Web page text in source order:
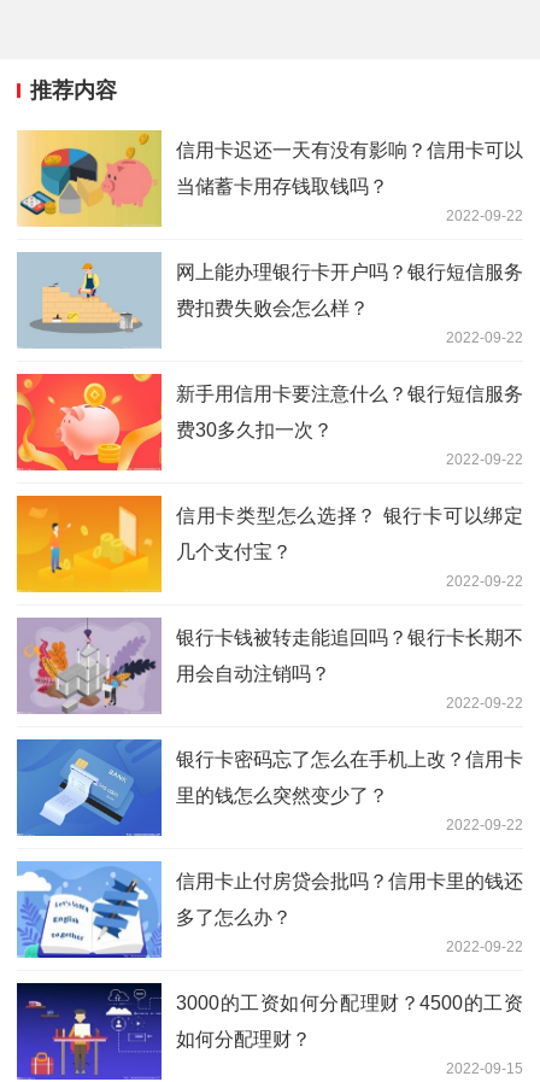
推荐内容
信用卡迟还一天有没有影响？信用卡可以
当储蓄卡用存钱取钱吗？
2022-09-22
网上能办理银行卡开户吗？银行短信服务
费扣费失败会怎么样？
2022-09-22
新手用信用卡要注意什么？银行短信服务
费30多久扣一次？
2022-09-22
信用卡类型怎么选择？ 银行卡可以绑定
几个支付宝？
2022-09-22
银行卡钱被转走能追回吗？银行卡长期不
用会自动注销吗？
2022-09-22
银行卡密码忘了怎么在手机上改？信用卡
里的钱怎么突然变少了？
2022-09-22
信用卡止付房贷会批吗？信用卡里的钱还
多了怎么办？
2022-09-22
3000的工资如何分配理财？4500的工资
如何分配理财？
2022-09-15